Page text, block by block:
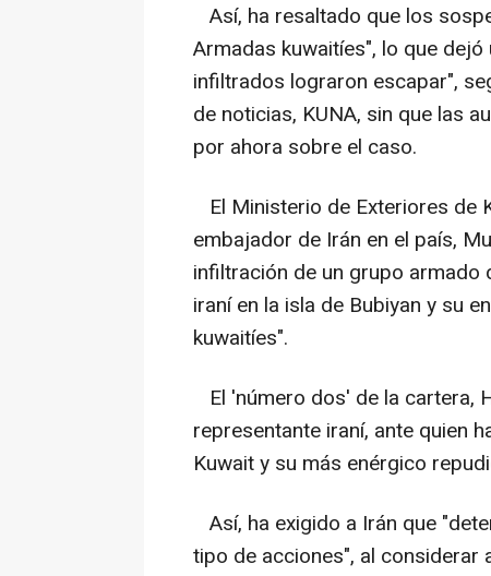
Así, ha resaltado que los
Armadas kuwaitíes", lo que
infiltrados lograron escapar",
de noticias, KUNA, sin que las
por ahora sobre el caso.
El Ministerio de Exteriores de
embajador de Irán en el país,
infiltración de un grupo armado
iraní en la isla de Bubiyan y su
kuwaitíes".
El 'número dos' de la cartera,
representante iraní, ante quien
Kuwait y su más enérgico
Así, ha exigido a Irán que
tipo de acciones", al considerar